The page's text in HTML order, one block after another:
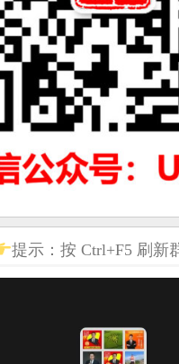
提示：按 Ctrl+F5 刷新